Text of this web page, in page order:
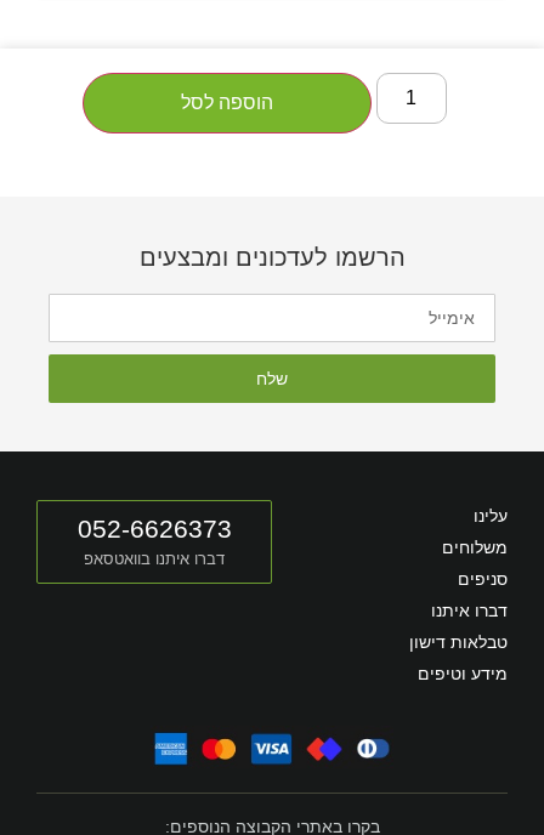
הוספה לסל
הרשמו לעדכונים ומבצעים
שלח
עלינו
משלוחים
סניפים
דברו איתנו
טבלאות דישון
מידע וטיפים
052-6626373
דברו איתנו בוואטסאפ
בקרו באתרי הקבוצה הנוספים: